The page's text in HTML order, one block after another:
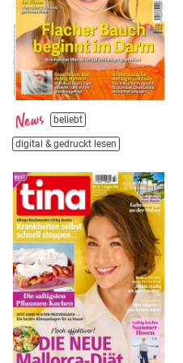
beliebt
digital & gedruckt lesen